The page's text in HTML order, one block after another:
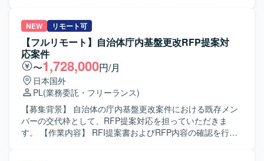
できる方を求めています。 【ポジションの魅力】 大規模な
既存ECシステムの保守開発に携わり、業務仕様の理解やシ
ステム解析の知見を活かせます。 【開発環境】 Java、
Oracle、Git、JavaScriptを使用します。
NEW リモート可
【フルリモート】自治体庁内基盤更改RFP提案対
応案件
〜1,728,000円/月
日本国外
PL(業務委託・フリーランス)
【募集背景】 自治体の庁内基盤更改案件における既存メン
バーの交代枠として、RFP提案対応を担っていただきま
す。 【作業内容】 RFI提案書およびRFP内容の確認を行